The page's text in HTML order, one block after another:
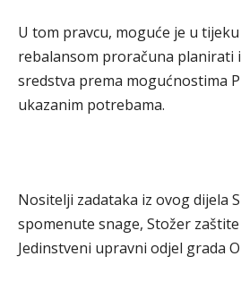
U tom pravcu, moguće je u
rebalansom proračuna planirati
sredstva prema mogućnostima
ukazanim potrebama.
Nositelji zadataka iz ovog dijela
spomenute snage, Stožer
Jedinstveni upravni odjel grada